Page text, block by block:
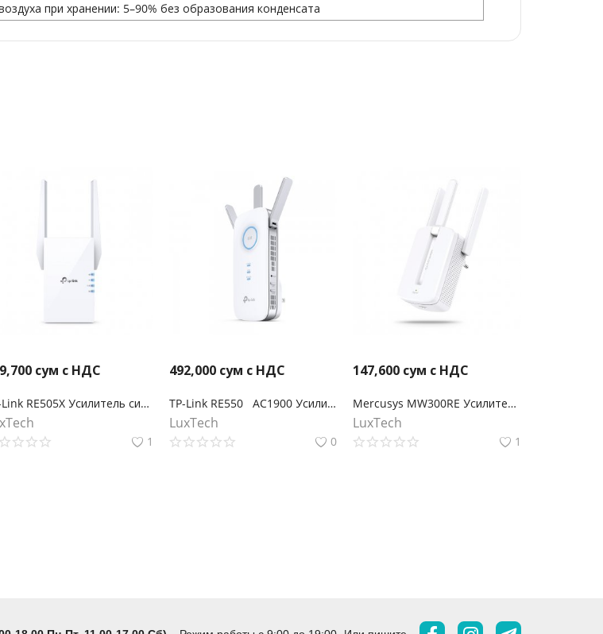
при хранении: 5–90% без образования конденсата
сум с НДС
TP-Link RE505X Усилитель сигнала Wi‑Fi AX1500 с поддержкой Mesh
1
492,000 сум с НДС
TP-Link RE550 AC1900 Усилитель Wi-Fi сигнала
LuxTech
0
147,600 сум с НДС
Mercusys MW300RE Усилитель сигнала Wi‑Fi N300
LuxTech
1